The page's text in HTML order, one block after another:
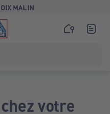
MALIN
votre